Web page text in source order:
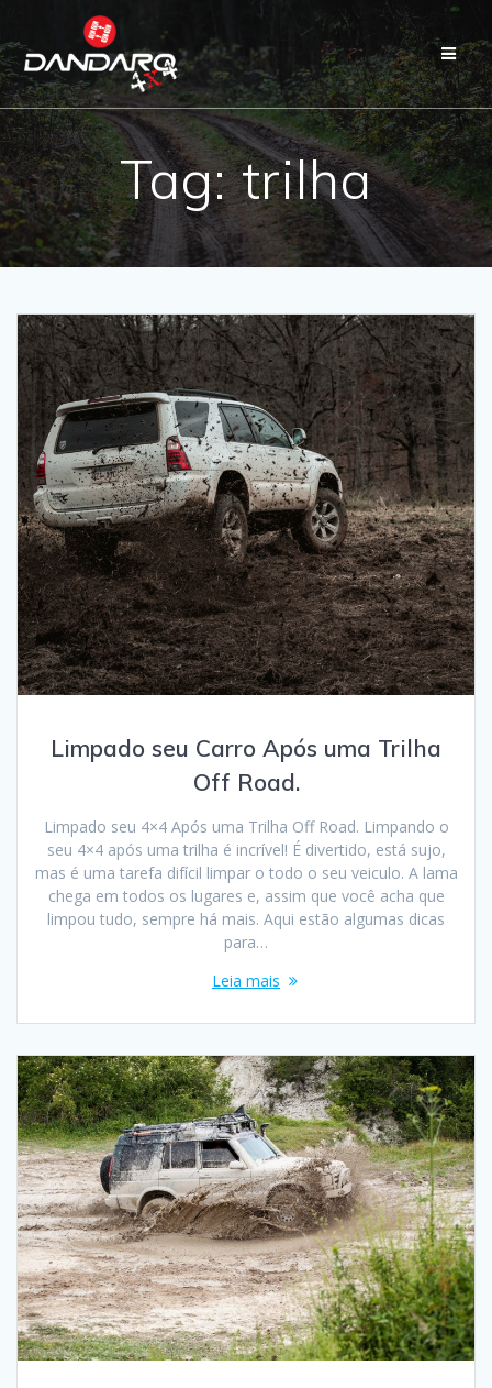
Tag:trilha
Limpado seu Carro Após uma Trilha
Off Road.
Limpado seu 4×4 Após uma Trilha Off Road. Limpando o
seu 4×4 após uma trilha é incrível! É divertido, está sujo,
mas é uma tarefa difícil limpar o todo o seu veiculo. A lama
chega em todos os lugares e, assim que você acha que
limpou tudo, sempre há mais. Aqui estão algumas dicas
para…
Leia mais